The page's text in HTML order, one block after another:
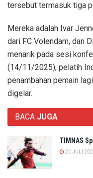
tersebut termasuk tiga
Mereka adalah Ivar
dari FC Volendam, dan
menarik pada sesi
(14/11/2025), pelatih
penambahan pemain
digelar.
BACA JUGA
TIMNAS
20 JULI